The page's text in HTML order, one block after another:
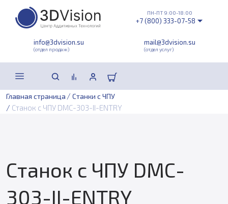
info@3dvision.su
(отдел продаж)
mail@3dvision.su
(отдел услуг)
ПН-ПТ 9:00-18:00
+7 (800) 333-07-58
Главная страница / Станки с ЧПУ
/ Станок с ЧПУ DMC-303-II-ENTRY
Станок с ЧПУ DMC-
303-II-ENTRY